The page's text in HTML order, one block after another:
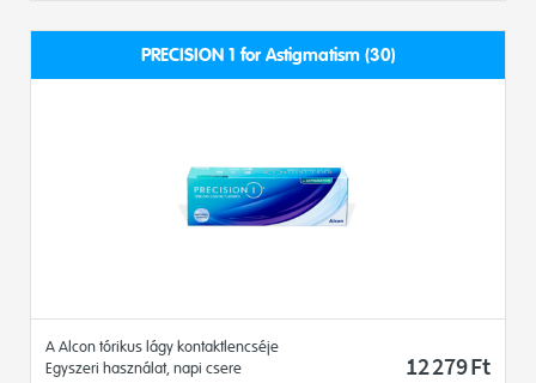
PRECISION 1 for Astigmatism (30)
A Alcon tórikus lágy kontaktlencséje
Egyszeri használat, napi csere
12 279Ft